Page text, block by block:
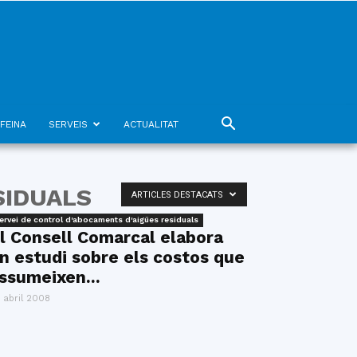
SERVEIS ACTUALITAT
ARTICLES DESTACATS
de control d'abocaments d'aigües residuals
Consell Comarcal elabora
estudi sobre els costos que
abril 2008